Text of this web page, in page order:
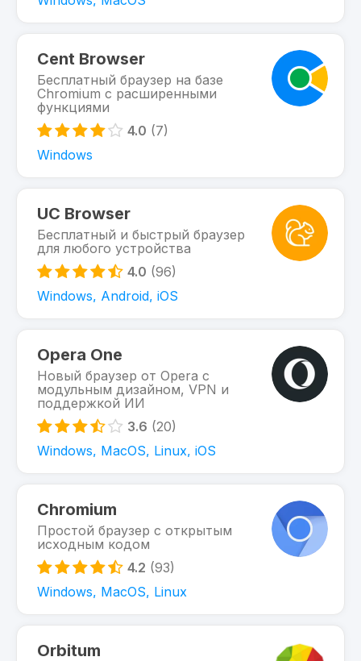
Cent Browser
Бесплатный браузер на базе
Chromium с расширенными
функциями
4.0 (7)
Windows
UC Browser
Бесплатный и быстрый браузер
для любого устройства
4.0 (96)
Windows, Android, iOS
Opera One
Новый браузер от Opera с
модульным дизайном, VPN и
поддержкой ИИ
3.6 (20)
Windows, MacOS, Linux, iOS
Chromium
Простой браузер с открытым
исходным кодом
4.2 (93)
Windows, MacOS, Linux
Orbitum